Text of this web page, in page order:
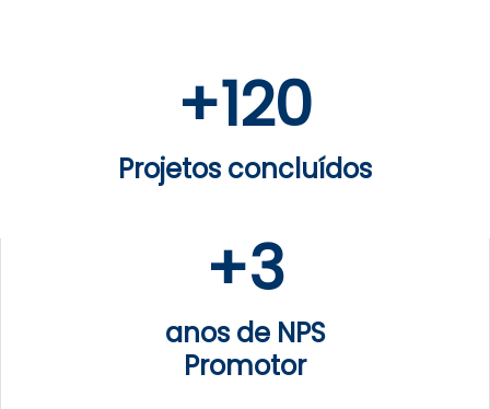
+120
Projetos concluídos
+3
anos de NPS
Promotor